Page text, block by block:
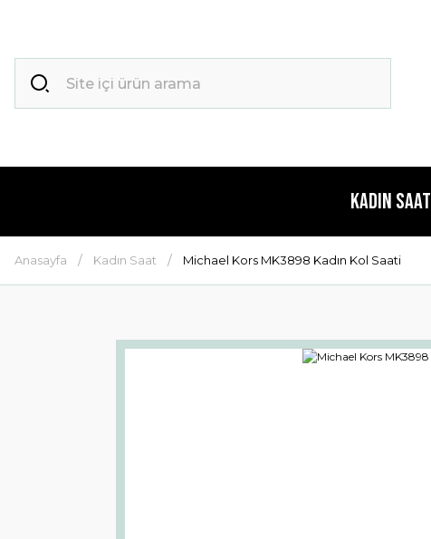
Kadın Saat
Anasayfa Kadın Saat Michael Kors MK3898 Kadın Kol Saati